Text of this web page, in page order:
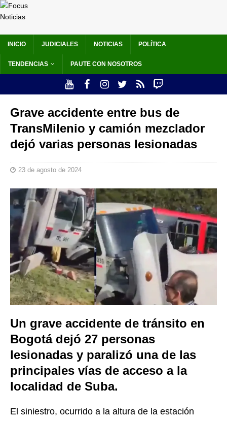
INICIO JUDICIALES NOTICIAS POLÍTICA
TENDENCIAS PAUTE CON NOSOTROS
Grave accidente entre bus de
TransMilenio y camión mezclador
dejó varias personas lesionadas
23 de agosto de 2024
Un grave accidente de tránsito en
Bogotá dejó 27 personas
lesionadas y paralizó una de las
principales vías de acceso a la
localidad de Suba.
El siniestro, ocurrido a la altura de la estación